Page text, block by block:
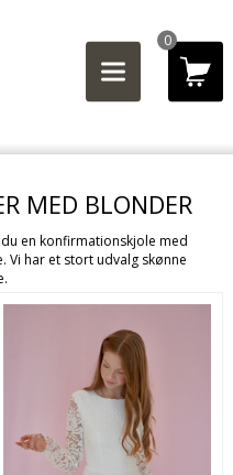
0
MED BLONDER
en konfirmationskjole med
Vi har et stort udvalg skønne